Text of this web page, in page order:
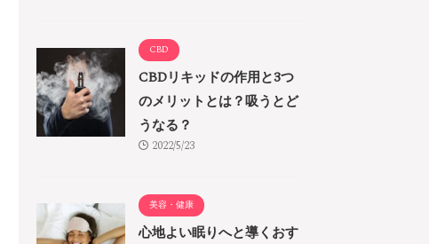
CBD
CBDリキッドの作用と3つ
のメリットとは？吸うとど
うなる？
2022/5/23
美容・健康
心地よい眠りへと導くおす